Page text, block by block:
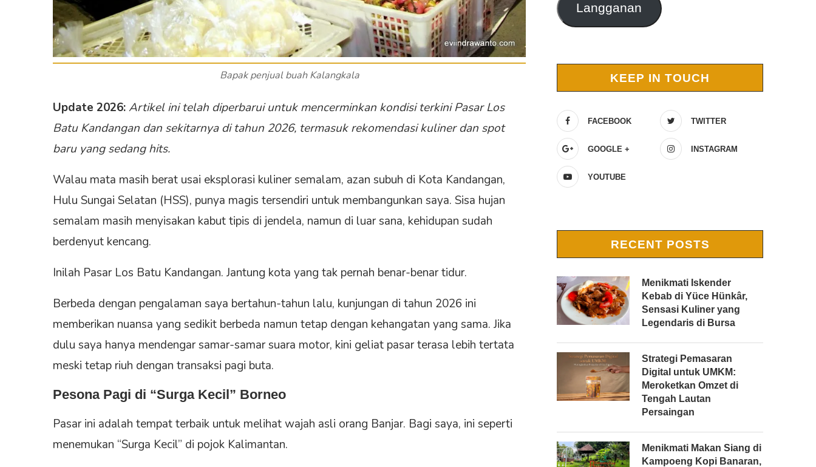
Bapak penjual buah Kalangkala
Update 2026:Artikel ini telah diperbarui untuk mencerminkan kondisi terkini Pasar Los
Batu Kandangan dan sekitarnya di tahun 2026, termasuk rekomendasi kuliner dan spot
baru yang sedang hits.
Walau mata masih berat usai eksplorasi kuliner semalam, azan subuh di Kota Kandangan,
Hulu Sungai Selatan (HSS), punya magis tersendiri untuk membangunkan saya. Sisa hujan
semalam masih menyisakan kabut tipis di jendela, namun di luar sana, kehidupan sudah
berdenyut kencang.
Inilah Pasar Los Batu Kandangan. Jantung kota yang tak pernah benar-benar tidur.
Berbeda dengan pengalaman saya bertahun-tahun lalu, kunjungan di tahun 2026 ini
memberikan nuansa yang sedikit berbeda namun tetap dengan kehangatan yang sama. Jika
dulu saya hanya mendengar samar-samar suara motor, kini geliat pasar terasa lebih tertata
meski tetap riuh dengan transaksi pagi buta.
Pesona Pagi di “Surga Kecil” Borneo
Pasar ini adalah tempat terbaik untuk melihat wajah asli orang Banjar. Bagi saya, ini seperti
menemukan “Surga Kecil” di pojok Kalimantan.
Langganan
KEEP IN TOUCH
FACEBOOK TWITTER
GOOGLE + INSTAGRAM
YOUTUBE
RECENT POSTS
Menikmati Iskender
Kebab di Yüce Hünkâr,
Sensasi Kuliner yang
Legendaris di Bursa
Strategi Pemasaran
Digital untuk UMKM:
Meroketkan Omzet di
Tengah Lautan
Persaingan
Menikmati Makan Siang di
Kampoeng Kopi Banaran,